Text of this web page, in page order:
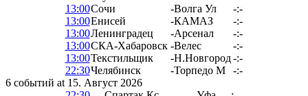
13:00Сочи -Волга Ул
-:-
13:00Енисей -КАМАЗ
-:-
13:00Ленинградец -Арсенал
-:-
13:00СКА-Хабаровск -Велес
-:-
13:00Текстильщик -Н.Новгород -:-
22:30Челябинск -Торпедо М
-:-
6 событий at 15. Август 2026